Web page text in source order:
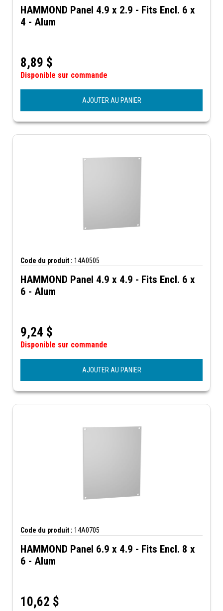
HAMMOND Panel 4.9 x 2.9 - Fits Encl. 6 x
4 - Alum
8,89 $
Disponible sur commande
AJOUTER AU PANIER
Code du produit : 14A0505
HAMMOND Panel 4.9 x 4.9 - Fits Encl. 6 x
6 - Alum
9,24 $
Disponible sur commande
AJOUTER AU PANIER
Code du produit : 14A0705
HAMMOND Panel 6.9 x 4.9 - Fits Encl. 8 x
6 - Alum
10,62 $